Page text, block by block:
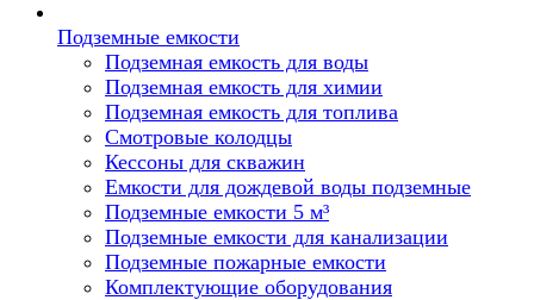
Подземные емкости
Подземная емкость для воды
Подземная емкость для химии
Подземная емкость для топлива
Смотровые колодцы
Кессоны для скважин
Емкости для дождевой воды подземные
Подземные емкости 5 м³
Подземные емкости для канализации
Подземные пожарные емкости
Комплектующие оборудования